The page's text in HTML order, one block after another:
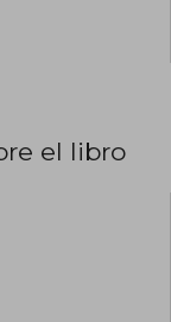
el libro